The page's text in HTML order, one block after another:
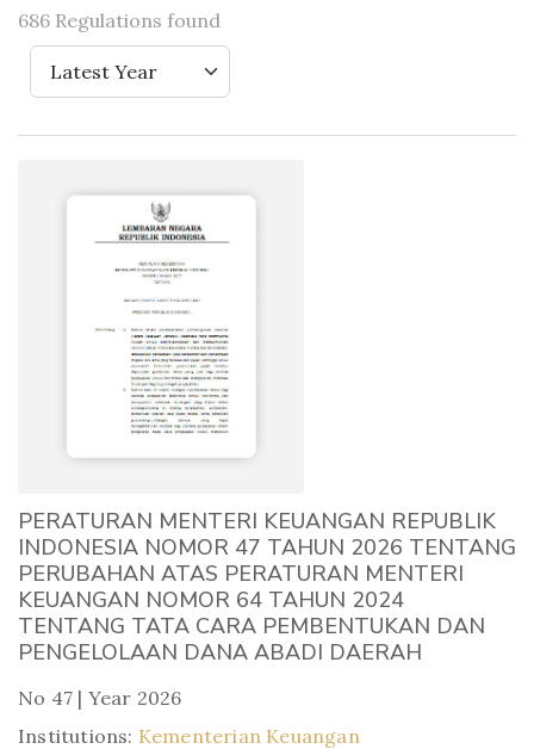
686 Regulations found
Latest Year
PERATURAN MENTERI KEUANGAN REPUBLIK
INDONESIA NOMOR 47 TAHUN 2026 TENTANG
PERUBAHAN ATAS PERATURAN MENTERI
KEUANGAN NOMOR 64 TAHUN 2024
TENTANG TATA CARA PEMBENTUKAN DAN
PENGELOLAAN DANA ABADI DAERAH
No 47 | Year 2026
Institutions: Kementerian Keuangan